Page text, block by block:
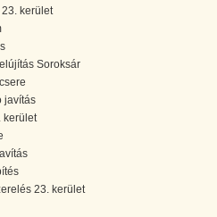
kerület
Soroksár
javítás
kerület
23. kerület